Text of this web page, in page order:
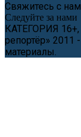
Свяжитесь с
Следуйте за нами
КАТЕГОРИЯ
репортёр» 2011
материалы.